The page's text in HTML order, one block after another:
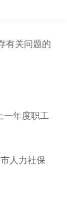
有关问题的
年度职工
人力社保